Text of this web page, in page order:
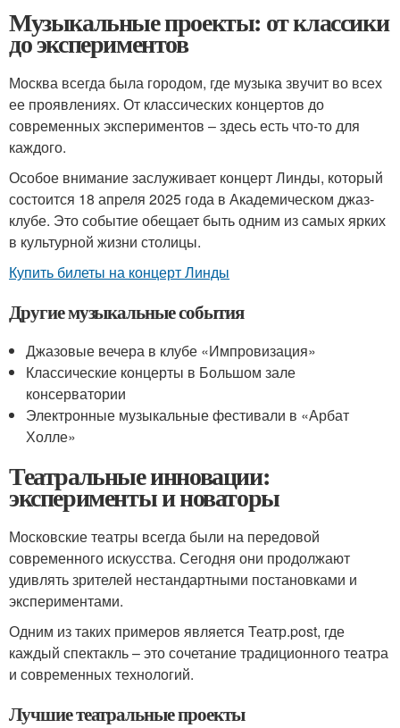
Музыкальные проекты: от классики
до экспериментов
Москва всегда была городом, где музыка звучит во всех
ее проявлениях. От классических концертов до
современных экспериментов – здесь есть что-то для
каждого.
Особое внимание заслуживает концерт Линды, который
состоится 18 апреля 2025 года в Академическом джаз-
клубе. Это событие обещает быть одним из самых ярких
в культурной жизни столицы.
Купить билеты на концерт Линды
Другие музыкальные события
Джазовые вечера в клубе «Импровизация»
Классические концерты в Большом зале
консерватории
Электронные музыкальные фестивали в «Арбат
Холле»
Театральные инновации:
эксперименты и новаторы
Московские театры всегда были на передовой
современного искусства. Сегодня они продолжают
удивлять зрителей нестандартными постановками и
экспериментами.
Одним из таких примеров является Театр.post, где
каждый спектакль – это сочетание традиционного театра
и современных технологий.
Лучшие театральные проекты